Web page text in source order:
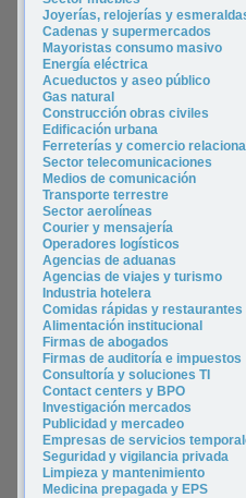
Joyerías, relojerías y
Cadenas y supermercados
Mayoristas consumo masivo
Energía eléctrica
Acueductos y aseo público
Gas natural
Construcción obras civiles
Edificación urbana
Ferreterías y comercio
Sector telecomunicaciones
Medios de comunicación
Transporte terrestre
Sector aerolíneas
Courier y mensajería
Operadores logísticos
Agencias de aduanas
Agencias de viajes y turismo
Industria hotelera
Comidas rápidas y restaurantes
Alimentación institucional
Firmas de abogados
Firmas de auditoría e impuestos
Consultoría y soluciones TI
Contact centers y BPO
Investigación mercados
Publicidad y mercadeo
Empresas de servicios
Seguridad y vigilancia privada
Limpieza y mantenimiento
Medicina prepagada y EPS